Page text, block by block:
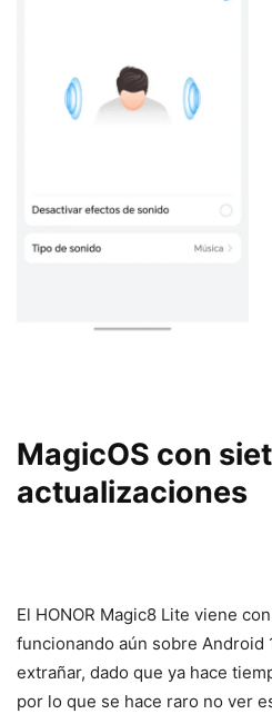
MagicOS con
actualizaciones
El HONOR Magic8 Lite viene con
funcionando aún sobre Android
extrañar, dado que ya hace
por lo que se hace raro no ver